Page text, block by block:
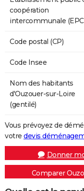
coopération
intercommunale
Code postal (CP)
Code Insee
Nom des habitants
d'Ouzouer-sur-Loire
(gentilé)
Vous prévoyez de
votre devis
Donner
Comparer